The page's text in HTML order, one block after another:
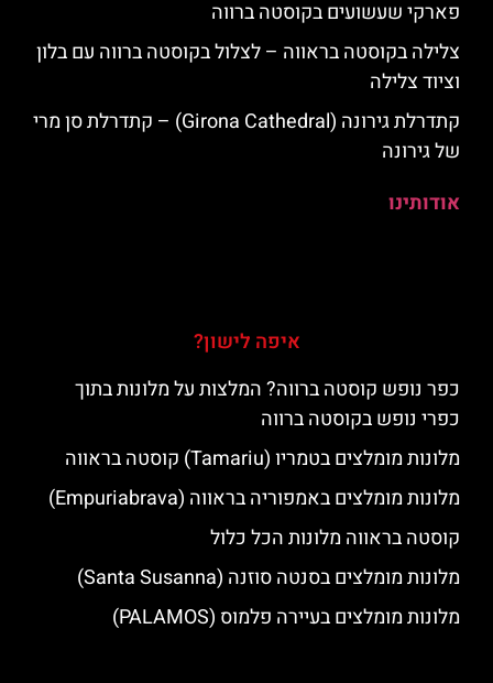
פארקי שעשועים בקוסטה ברווה
צלילה בקוסטה בראווה – לצלול בקוסטה ברווה עם בלון
וציוד צלילה
קתדרלת גירונה (Girona Cathedral) – קתדרלת סן מרי
של גירונה
אודותינו
איפה לישון?
כפר נופש קוסטה ברווה? המלצות על מלונות בתוך
כפרי נופש בקוסטה ברווה
מלונות מומלצים בטמריו (Tamariu) קוסטה בראווה
מלונות מומלצים באמפוריה בראווה (Empuriabrava)
קוסטה בראווה מלונות הכל כלול
מלונות מומלצים בסנטה סוזנה (Santa Susanna)
מלונות מומלצים בעיירה פלמוס (PALAMOS)